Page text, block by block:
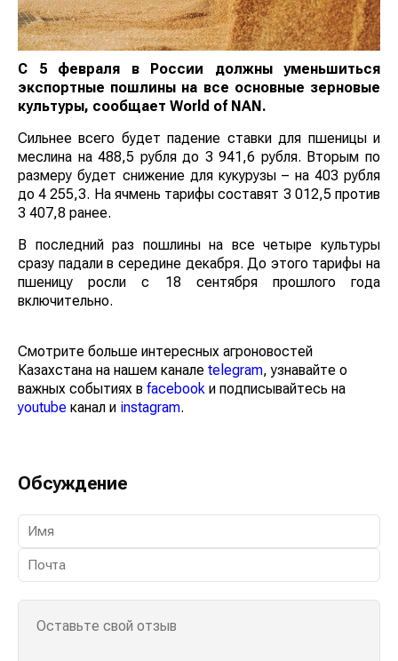
С 5 февраля в России должны уменьшиться
экспортные пошлины на все основные зерновые
культуры, сообщает World of NAN .
Сильнее всего будет падение ставки для пшеницы и
меслина на 488,5 рубля до 3 941,6 рубля. Вторым по
размеру будет снижение для кукурузы – на 403 рубля
до 4 255,3. На ячмень тарифы составят 3 012,5 против
3 407,8 ранее.
В последний раз пошлины на все четыре культуры
сразу падали в середине декабря. До этого тарифы на
пшеницу росли с 18 сентября прошлого года
включительно.
Смотрите больше интересных агроновостей
Казахстана на нашем канале telegram, узнавайте о
важных событиях в facebook и подписывайтесь на
youtube канал и instagram.
Обсуждение